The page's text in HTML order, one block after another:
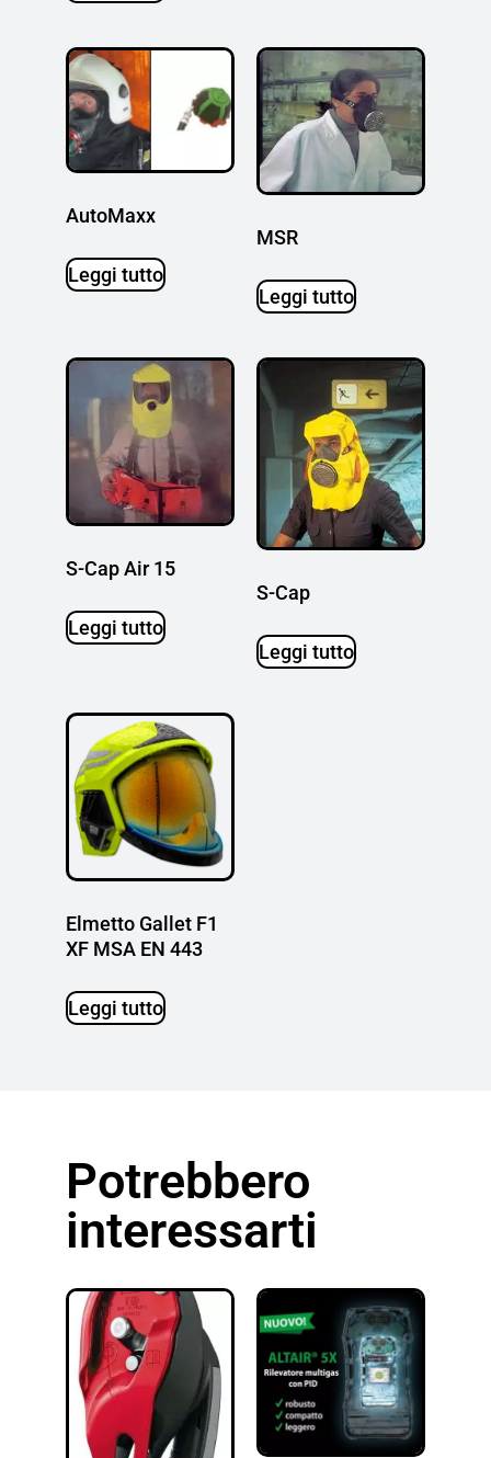
AutoMaxx
Leggi tutto
MSR
Leggi tutto
S-Cap Air 15
Leggi tutto
S-Cap
Leggi tutto
Elmetto Gallet F1
XF MSA EN 443
Leggi tutto
Potrebbero
interessarti